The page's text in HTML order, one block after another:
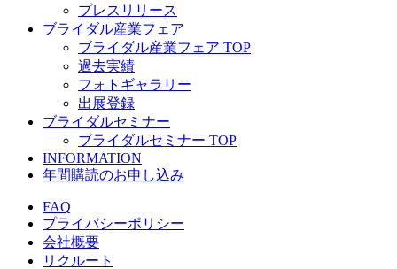
プレスリリース
ブライダル産業フェア
ブライダル産業フェア TOP
過去実績
フォトギャラリー
出展登録
ブライダルセミナー
ブライダルセミナー TOP
INFORMATION
年間購読のお申し込み
FAQ
プライバシーポリシー
会社概要
リクルート